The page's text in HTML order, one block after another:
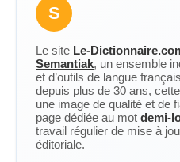
S
Le site Le-
Semantiak, un ensemble
et d’outils de langue
depuis plus de 30 ans,
une image de qualité et de
page dédiée au mot demi-
travail régulier de mise à
éditoriale.